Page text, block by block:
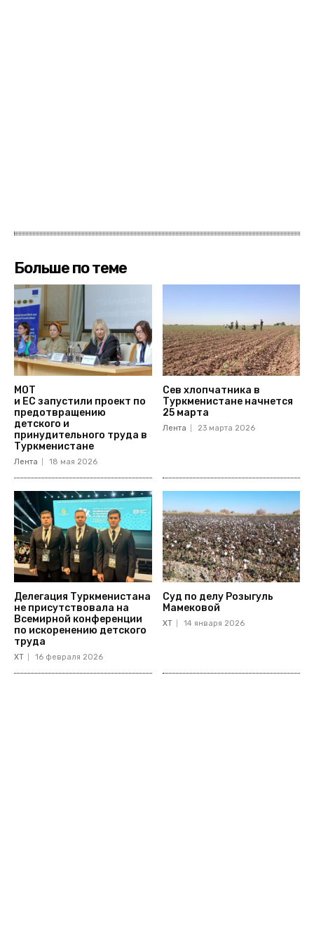
Больше по теме
МОТ
и ЕС запустили проект по
предотвращению
детского и
принудительного труда в
Туркменистане
Лента 18 мая 2026
Сев хлопчатника в
Туркменистане начнется
25 марта
Лента 23 марта 2026
Делегация Туркменистана
не присутствовала на
Всемирной конференции
по искоренению детского
труда
ХТ 16 февраля 2026
Суд по делу Розыгуль
Мамековой
ХТ 14 января 2026